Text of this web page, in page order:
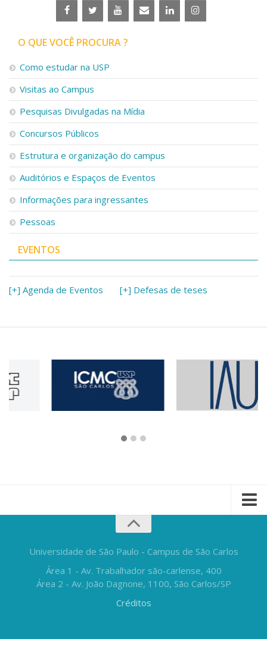
O QUE VOCÊ PROCURA ?
Como estudar na USP
Visitas ao Campus
Pesquisas Divulgadas na Mídia
Concursos Públicos
Estrutura e organização do campus
Auditórios e Espaços de Eventos
Informações para ingressantes
Pessoas
EVENTOS
[+] Agenda de Eventos [+] Defesas de teses
Universidade de São Paulo - Campus de São Carlos
Área 1 - Av. Trabalhador são-carlense, 400
Área 2 - Av. João Dagnone, 1100, São Carlos/SP
Créditos